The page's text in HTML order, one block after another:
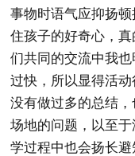
事物时语气应抑扬
住孩子的好奇心，
们共同的交流中我
过快，所以显得活
没有做过多的总结
场地的问题，以至
学过程中也会扬长